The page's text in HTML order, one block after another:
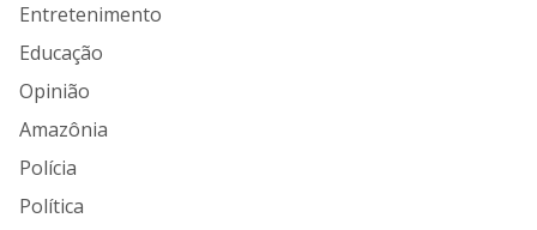
Entretenimento
Educação
Opinião
Amazônia
Polícia
Política